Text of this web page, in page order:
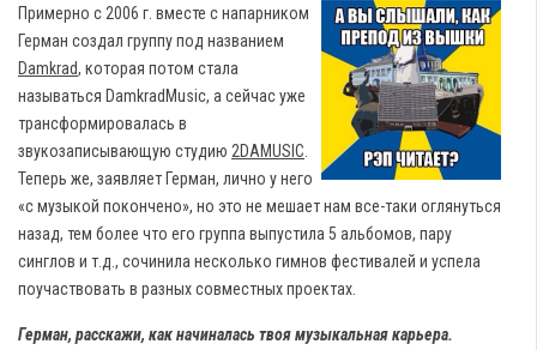
Примерно с 2006 г. вместе с напарником
Герман создал группу под названием
Damkrad, которая потом стала
называться DamkradMusic, а сейчас уже
трансформировалась в
звукозаписывающую студию 2DAMUSIC
Теперь же, заявляет Герман, лично у него
«с музыкой покончено», но это не мешает нам все-таки оглянуться
назад, тем более что его группа выпустила 5 альбомов, пару
синглов и т.д., сочинила несколько гимнов фестивалей и успела
поучаствовать в разных совместных проектах.
Герман, расскажи, как начиналась твоя музыкальная карьера.